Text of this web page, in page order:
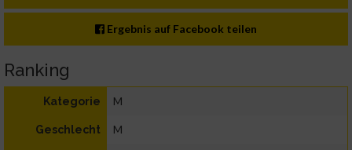
Ergebnis auf Facebook teilen
Ranking
Kategorie M
Geschlecht M